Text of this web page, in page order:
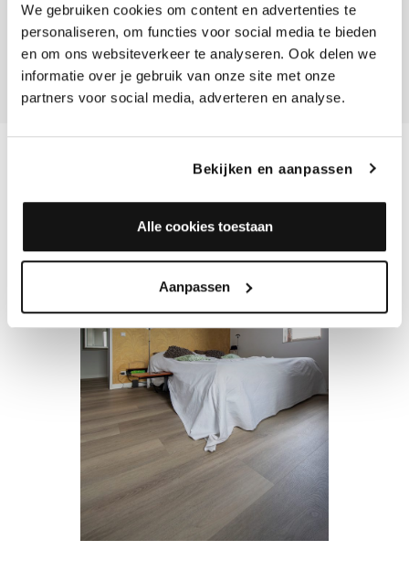
We gebruiken cookies om content en advertenties te
personaliseren, om functies voor social media te bieden
en om ons websiteverkeer te analyseren. Ook delen we
informatie over je gebruik van onze site met onze
partners voor social media, adverteren en analyse.
Bekijken en aanpassen
Alle cookies toestaan
Aanpassen
MAAK EEN AFSPRAAK!